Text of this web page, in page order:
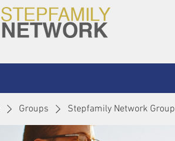
Groups Stepfamily Network Group